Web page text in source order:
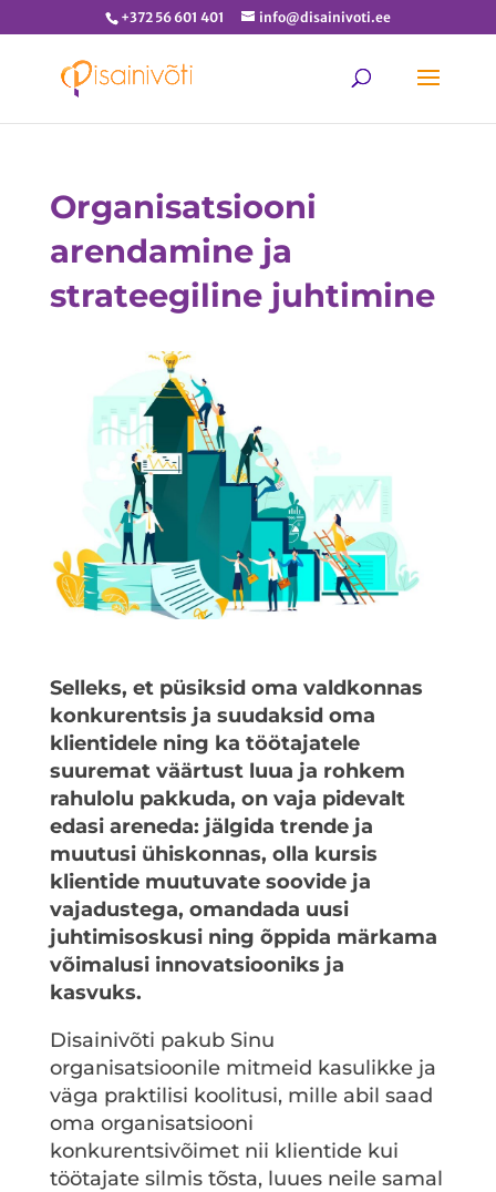
+372 56 601 401 info@disainivoti.ee
Organisatsiooni
arendamine ja
strateegiline juhtimine
Selleks, et püsiksid oma valdkonnas
konkurentsis ja suudaksid oma
klientidele ning ka töötajatele
suuremat väärtust luua ja rohkem
rahulolu pakkuda, on vaja pidevalt
edasi areneda: jälgida trende ja
muutusi ühiskonnas, olla kursis
klientide muutuvate soovide ja
vajadustega, omandada uusi
juhtimisoskusi ning õppida märkama
võimalusi innovatsiooniks ja
kasvuks.
Disainivõti pakub Sinu
organisatsioonile mitmeid kasulikke ja
väga praktilisi koolitusi, mille abil saad
oma organisatsiooni
konkurentsivõimet nii klientide kui
töötajate silmis tõsta, luues neile samal